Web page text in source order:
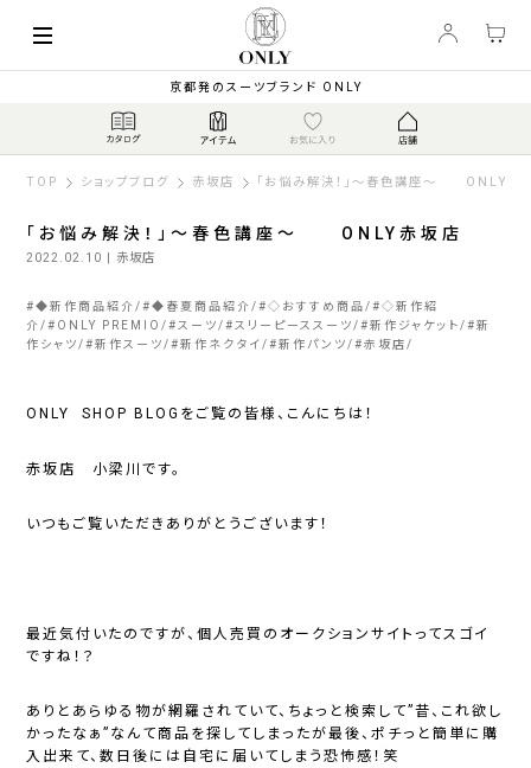
京都発のスーツブランド ONLY
TOP ショップブログ 赤坂店 「お悩み解決！」～春色講座～ ONLY赤
「お悩み解決！」～春色講座～ ONLY赤坂店
2022.02.10 | 赤坂店
#◆新作商品紹介 #◆春夏商品紹介 #◇おすすめ商品 #◇新作紹
介 # ONLY PREMIO # スーツ # スリーピーススーツ #新作ジャケット #新
作シャツ #新作スーツ #新作ネクタイ #新作パンツ #赤坂店
ONLY SHOP BLOGをご覧の皆様、こんにちは！
赤坂店 小梁川です。
いつもご覧いただきありがとうございます！
最近気付いたのですが、個人売買のオークションサイトってスゴイ
ですね！？
ありとあらゆる物が網羅されていて、ちょっと検索して”昔、これ欲し
かったなぁ”なんて商品を探してしまったが最後、ポチっと簡単に購
入出来て、数日後には自宅に届いてしまう恐怖感！笑